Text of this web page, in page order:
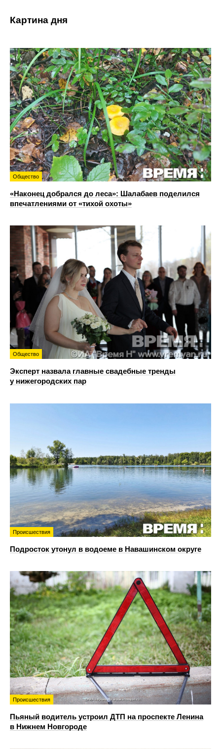
Картина дня
Общество
«Наконец добрался до леса»: Шалабаев поделился
впечатлениями от «тихой охоты»
Общество
Эксперт назвала главные свадебные тренды
у нижегородских пар
Происшествия
Подросток утонул в водоеме в Навашинском округе
Происшествия
Пьяный водитель устроил ДТП на проспекте Ленина
в Нижнем Новгороде